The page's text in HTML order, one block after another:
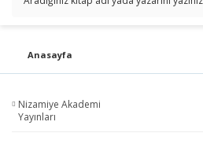
Anasayfa
Nizamiye Akademi
Yayınları